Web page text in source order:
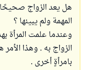
هل يعد الزواج
المهمة ولم يبينها ؟
وعندما علمت المرأة
الزواج به . وهذا
بامرأةٍ أخرى .